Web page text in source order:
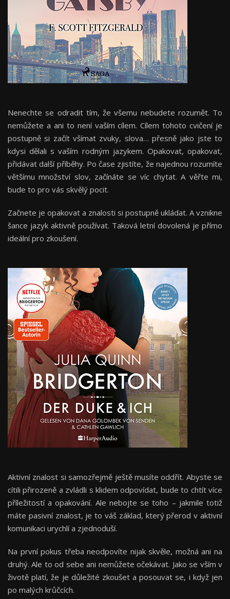
Nenechte se odradit tím, že všemu nebudete rozumět. To
nemůžete a ani to není vaším cílem. Cílem tohoto cvičení je
postupně si začít všímat zvuky, slova… přesně jako jste to
kdysi dělali s vaším rodným jazykem. Opakovat, opakovat,
přidávat další příběhy. Po čase zjistíte, že najednou rozumíte
většímu množství slov, začínáte se víc chytat. A věřte mi,
bude to pro vás skvělý pocit.
Začnete je opakovat a znalosti si postupně ukládat. A vznikne
šance jazyk aktivně používat. Taková letní dovolená je přímo
ideální pro zkoušení.
Aktivní znalost si samozřejmě ještě musíte oddřít. Abyste se
cítili přirozeně a zvládli s klidem odpovídat, bude to chtít více
příležitostí a opakování. Ale nebojte se toho – jakmile totiž
máte pasivní znalost, je to váš základ, který přerod v aktivní
komunikaci urychlí a zjednoduší.
Na první pokus třeba neodpovíte nijak skvěle, možná ani na
druhý. Ale to od sebe ani nemůžete očekávat. Jako se vším v
životě platí, že je důležité zkoušet a posouvat se, i když jen
po malých krůčcích.